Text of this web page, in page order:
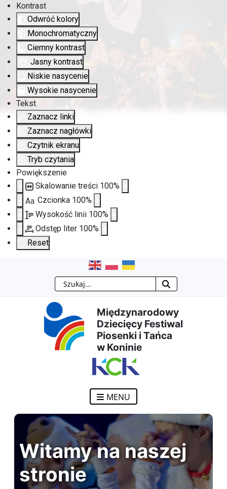
Kontrast
Odwróć kolory
Monochromatyczny
Ciemny kontrast
Jasny kontrast
Niskie nasycenie
Wysokie nasycenie
Tekst
Zaznacz linki
Zaznacz nagłówki
Czytnik ekranu
Tryb czytania
Powiększenie
Skalowanie treści 100%
Aa Czcionka 100%
Wysokość linii 100%
Odstęp liter 100%
Reset
Przejdź
treści
głównej
Przejdź
menu
nawigacyjnego
Przejdź
wyszukiwarki
Przejdź
mapy
strony
Szukaj
Międzynarodowy
Dziecięcy Festiwal
Piosenki i Tańca
w Koninie
MENU
Witamy na naszej
stronie